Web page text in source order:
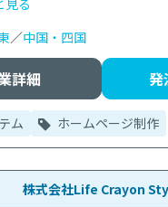
見る
／中国・四国
詳細 発
ム ホームページ制作
株式会社Life Crayon